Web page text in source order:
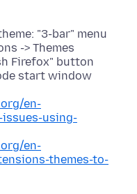
"3-bar" menu
-> Themes
Firefox" button
start window
en-
using-
en-
themes-to-